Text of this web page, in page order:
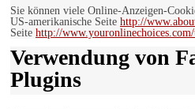
Sie können viele Online-Anzeigen-
US-amerikanische Seite http://
Seite http://
Verwendung von
Plugins